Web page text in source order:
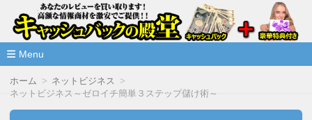
情報商材激安サイト・キャッシ
ュバックの殿堂
高額な情報商材をレビューを買い取ることで激安で購入できま
Menu
ホーム
ネットビジネス
ネットビジネス～ゼロイチ簡単３ステップ儲け術～